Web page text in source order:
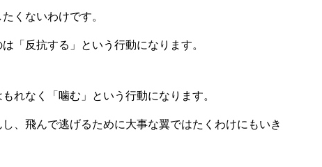
くないわけです。
「反抗する」という行動になります。
れなく「噛む」という行動になります。
、飛んで逃げるために大事な翼ではたくわけにもいき